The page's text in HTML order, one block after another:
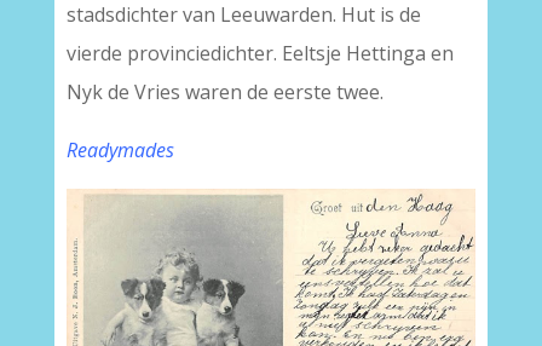
stadsdichter van Leeuwarden. Hut is de
vierde provinciedichter. Eeltsje Hettinga en
Nyk de Vries waren de eerste twee.
Readymades